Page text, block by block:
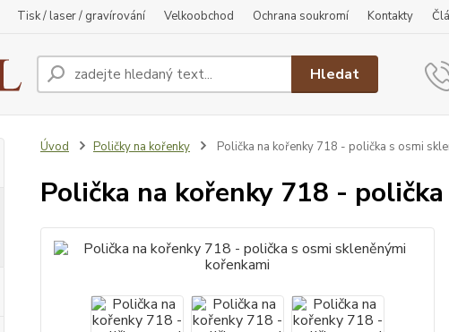
Tisk / laser / gravírování Velkoobchod Ochrana soukromí Kontakty
Hledat
Úvod Poličky na kořenky Polička na kořenky 718 - polička s osmi
Polička na kořenky 718 -